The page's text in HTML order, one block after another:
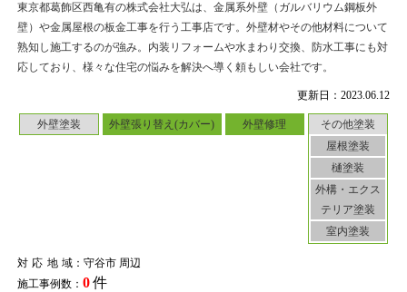
更新日：2023.06.12
外壁塗装 外壁張り替え(カバー) 外壁修理
その他塗装
屋根塗装
樋塗装
外構・エクス
テリア塗装
室内塗装
対応地域：守谷市 周辺
施工事例数： 0件
東京都葛飾区西亀有の株式会社大弘は、金属系外壁（ガルバリウム鋼板外
壁）や金属屋根の板金工事を行う工事店です。外壁材やその他材料について
熟知し施工するのが強み。内装リフォームや水まわり交換、防水工事にも対
応しており、様々な住宅の悩みを解決へ導く頼もしい会社です。